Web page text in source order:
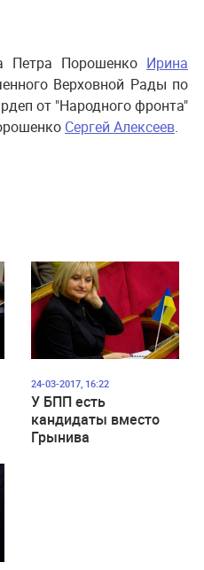
Петра Порошенко Ирина
Верховной Рады по
от "Народного фронта"
Сергей Алексеев.
24-03-2017, 16:22
У БПП есть
кандидаты вместо
Грынива